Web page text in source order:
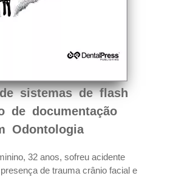
sistemas de flash
de documentação
Odontologia
32 anos, sofreu acidente
de trauma crânio facial e